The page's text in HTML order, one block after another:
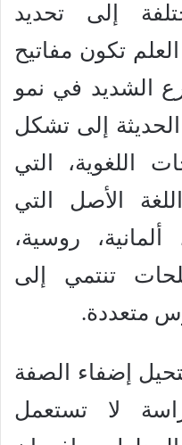
إلى تحديد
تكون مفاتيح
الشديد في نمو
الحديثة إلى تشكل
اللغوية، التي
الأصل التي
روسية،
تنتمي إلى
متعددة.
إضفاء الصفة
لا تستعمل